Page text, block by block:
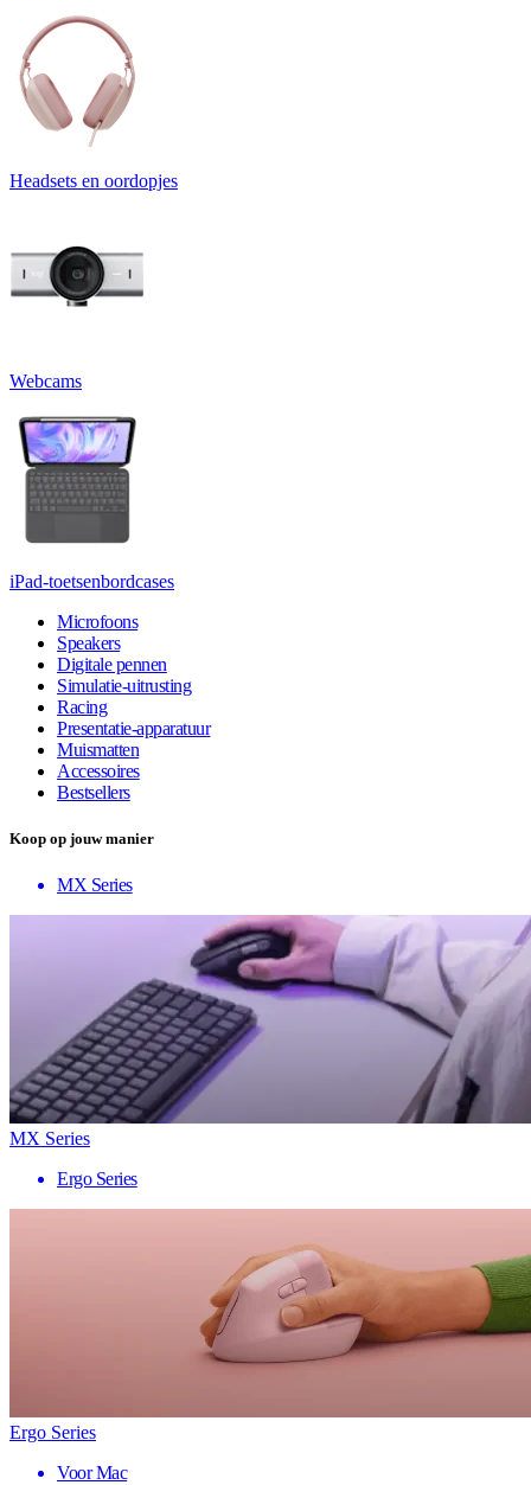
Headsets en oordopjes
Webcams
iPad-toetsenbordcases
Microfoons
Speakers
Digitale pennen
Simulatie-uitrusting
Racing
Presentatie-apparatuur
Muismatten
Accessoires
Bestsellers
Koop op jouw manier
MX Series
MX Series
Ergo Series
Ergo Series
Voor Mac